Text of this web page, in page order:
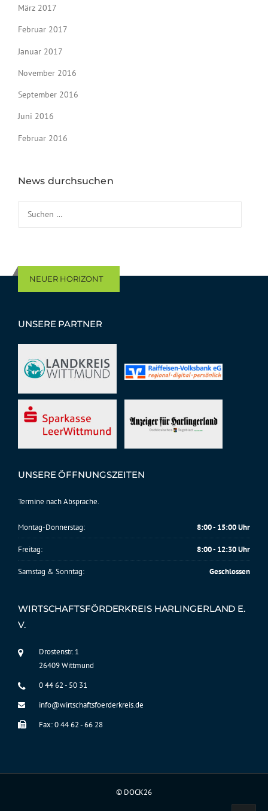
März 2017
Februar 2017
Januar 2017
November 2016
September 2016
Juni 2016
Februar 2016
News durchsuchen
NEUER HORIZONT
UNSERE PARTNER
UNSERE ÖFFNUNGSZEITEN
Termine nach Absprache.
Montag-Donnerstag: 8:00 - 15:00 Uhr
Freitag: 8:00 - 12:30 Uhr
Samstag & Sonntag: Geschlossen
WIRTSCHAFTSFÖRDERKREIS HARLINGERLAND E.
V.
Drostenstr. 1
26409 Wittmund
0 44 62 - 50 31
info@wirtschaftsfoerderkreis.de
Fax: 0 44 62 - 66 28
© DOCK26